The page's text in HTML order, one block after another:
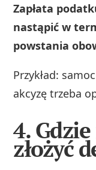
Zapłata
nastąpić w
powstania
Przykład:
akcyzę trzeba
4.
złożyć